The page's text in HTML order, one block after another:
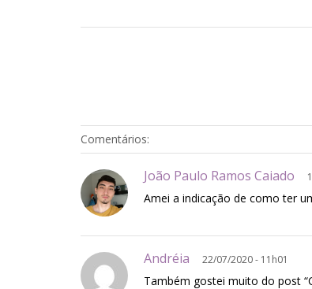
Comentários:
João Paulo Ramos Caiado
Amei a indicação de como ter
Andréia 22/07/2020 - 11h01
Também gostei muito do post